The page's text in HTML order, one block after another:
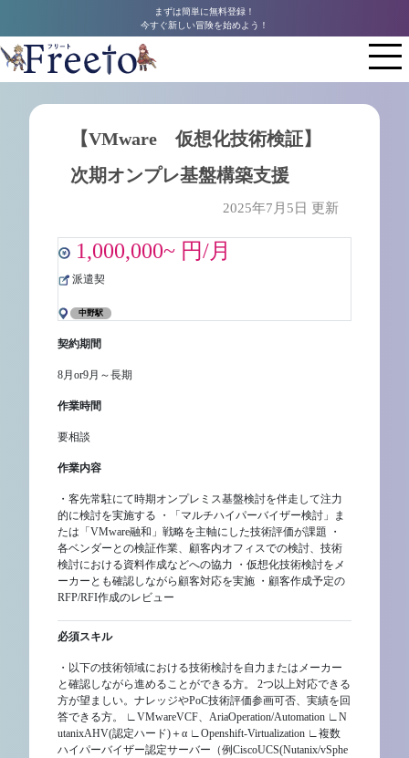
まずは簡単に無料登録！
今すぐ新しい冒険を始めよう！
【VMware 仮想化技術検証】
次期オンプレ基盤構築支援
2025年7月5日 更新
1,000,000~ 円/月
派遣契
中野駅
契約期間
8月or9月～長期
作業時間
要相談
作業内容
・客先常駐にて時期オンプレミス基盤検討を伴走して注力
的に検討を実施する ・「マルチハイパーバイザー検討」ま
たは「VMware融和」戦略を主軸にした技術評価が課題 ・
各ベンダーとの検証作業、顧客内オフィスでの検討、技術
検討における資料作成などへの協力 ・仮想化技術検討をメ
ーカーとも確認しながら顧客対応を実施 ・顧客作成予定の
RFP/RFI作成のレビュー
必須スキル
・以下の技術領域における技術検討を自力またはメーカー
と確認しながら進めることができる方。 2つ以上対応できる
方が望ましい。ナレッジやPoC技術評価参画可否、実績を回
答できる方。 ∟VMwareVCF、AriaOperation/Automation ∟N
utanixAHV(認定ハード)＋α ∟Openshift-Virtualization ∟複数
ハイパーバイザー認定サーバー（例CiscoUCS(Nutanix/vSphe